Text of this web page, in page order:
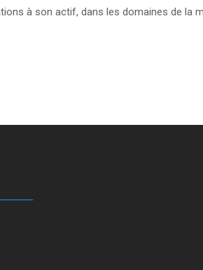
à son actif, dans les domaines de la